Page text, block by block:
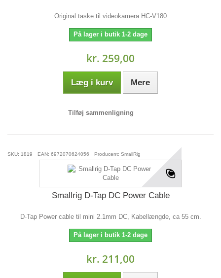
Original taske til videokamera HC-V180
På lager i butik 1-2 dage
kr. 259,00
Læg i kurv Mere
Tilføj sammenligning
SKU: 1819 EAN: 6972070624056 Producent: SmallRig
Smallrig D-Tap DC Power Cable
D-Tap Power cable til mini 2.1mm DC, Kabellængde, ca 55 cm.
På lager i butik 1-2 dage
kr. 211,00